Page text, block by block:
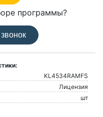
программы?
KL4534RAMFS
Лицензия
шт